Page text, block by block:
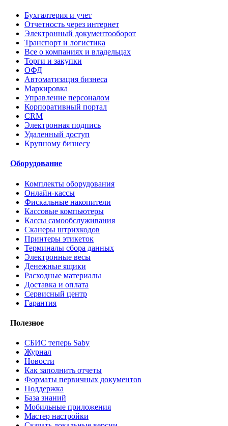
Бухгалтерия и учет
Отчетность через интернет
Электронный документооборот
Транспорт и логистика
Все о компаниях и владельцах
Торги и закупки
ОФД
Автоматизация бизнеса
Маркировка
Управление персоналом
Корпоративный портал
CRM
Электронная подпись
Удаленный доступ
Крупному бизнесу
Оборудование
Комплекты оборудования
Онлайн-кассы
Фискальные накопители
Кассовые компьютеры
Кассы самообслуживания
Сканеры штрихкодов
Принтеры этикеток
Терминалы сбора данных
Электронные весы
Денежные ящики
Расходные материалы
Доставка и оплата
Сервисный центр
Гарантия
Полезное
СБИС теперь Saby
Журнал
Новости
Как заполнить отчеты
Форматы первичных документов
Поддержка
База знаний
Мобильные приложения
Мастер настройки